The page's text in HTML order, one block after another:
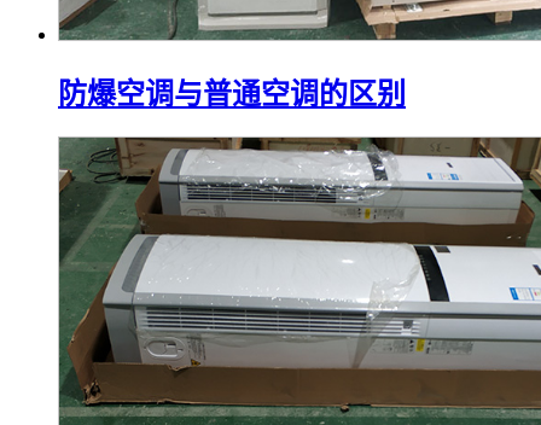
防爆空调与普通空调的区别